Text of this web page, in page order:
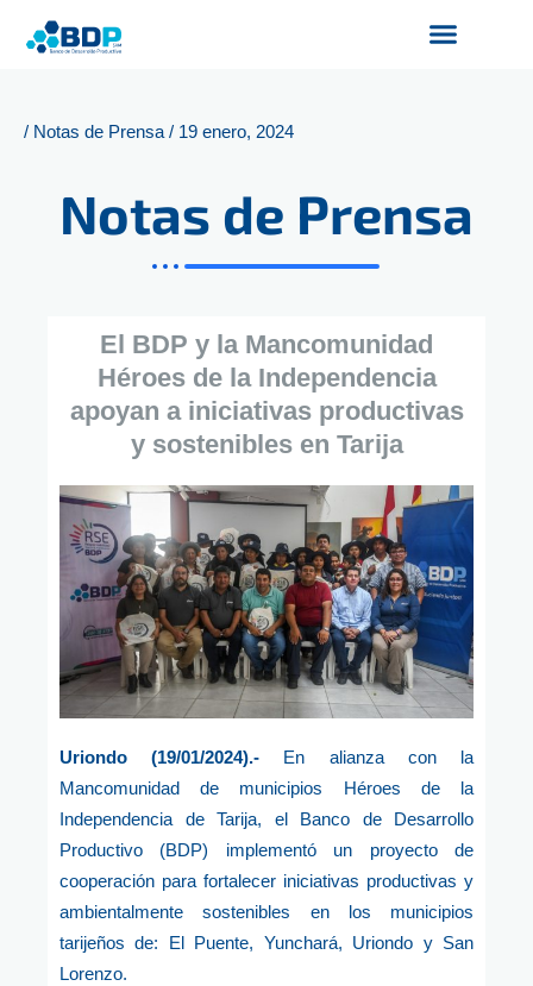
/ Notas de Prensa/ 19 enero, 2024
Notas de Prensa
El BDP y la Mancomunidad
Héroes de la Independencia
apoyan a iniciativas productivas
y sostenibles en Tarija
Uriondo (19/01/2024).- En alianza con la
Mancomunidad de municipios Héroes de la
Independencia de Tarija, el Banco de Desarrollo
Productivo (BDP) implementó un proyecto de
cooperación para fortalecer iniciativas productivas y
ambientalmente sostenibles en los municipios
tarijeños de: El Puente, Yunchará, Uriondo y San
Lorenzo.